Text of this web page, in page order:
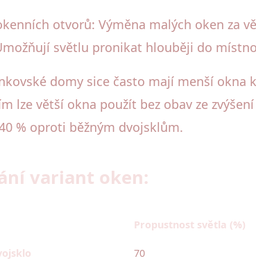
otvorů: Výměna malých oken za
světlu pronikat hlouběji do
domy sice často mají menší
lze větší okna použít bez obav ze
% oproti běžným dvojsklům.
variant oken:
Propustnost světla (%)
70